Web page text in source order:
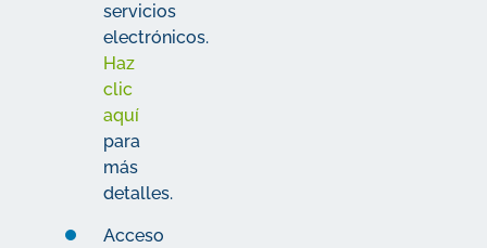
servicios
electrónicos.
Haz
clic
aquí
para
más
detalles.
Acceso